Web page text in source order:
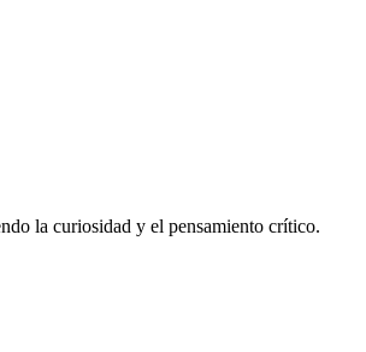
la curiosidad y el pensamiento crítico.